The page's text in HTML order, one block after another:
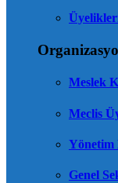
Meslek
Meclis
Genel